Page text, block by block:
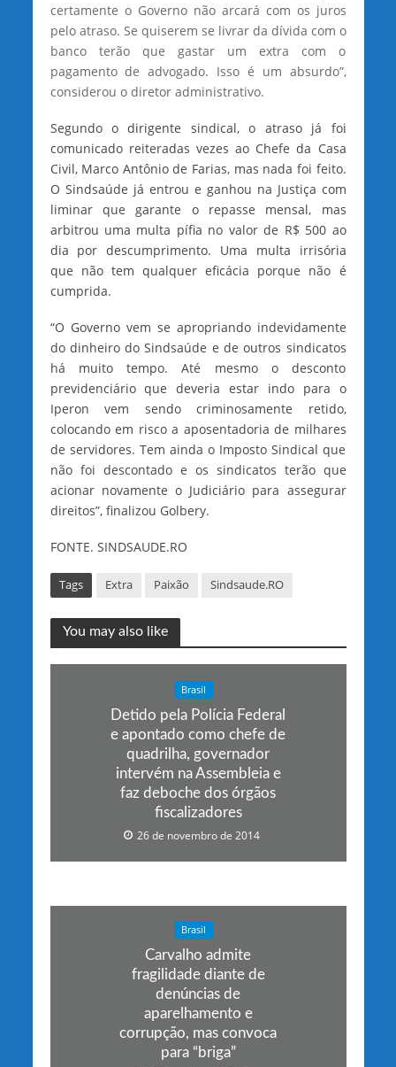
certamente o Governo não arcará com os juros
pelo atraso. Se quiserem se livrar da dívida com o
banco terão que gastar um extra com o
pagamento de advogado. Isso é um absurdo”,
considerou o diretor administrativo.
Segundo o dirigente sindical, o atraso já foi
comunicado reiteradas vezes ao Chefe da Casa
Civil, Marco Antônio de Farias, mas nada foi feito.
O Sindsaúde já entrou e ganhou na Justiça com
liminar que garante o repasse mensal, mas
arbitrou uma multa pífia no valor de R$ 500 ao
dia por descumprimento. Uma multa irrisória
que não tem qualquer eficácia porque não é
cumprida.
“O Governo vem se apropriando indevidamente
do dinheiro do Sindsaúde e de outros sindicatos
há muito tempo. Até mesmo o desconto
previdenciário que deveria estar indo para o
Iperon vem sendo criminosamente retido,
colocando em risco a aposentadoria de milhares
de servidores. Tem ainda o Imposto Sindical que
não foi descontado e os sindicatos terão que
acionar novamente o Judiciário para assegurar
direitos”, finalizou Golbery.
FONTE. SINDSAUDE.RO
Tags Extra Paixão Sindsaude.RO
You may also like
Brasil
Detido pela Polícia Federal
e apontado como chefe de
quadrilha, governador
intervém na Assembleia e
faz deboche dos órgãos
fiscalizadores
26 de novembro de 2014
Brasil
Carvalho admite
fragilidade diante de
denúncias de
aparelhamento e
corrupção, mas convoca
para “briga”